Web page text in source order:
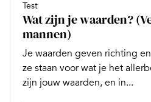
Test
Wat zijn je waarden?
mannen)
Je waarden geven richting
ze staan voor wat je het
zijn jouw waarden, en in...